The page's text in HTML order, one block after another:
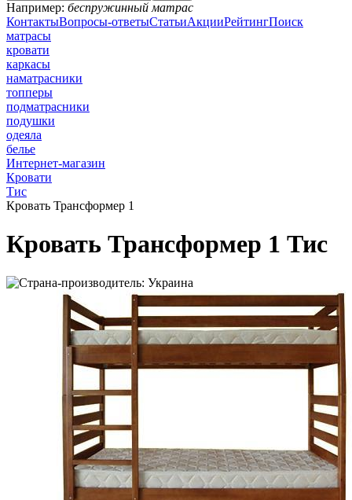
Например: беспружинный матрас
КонтактыВопросы-ответыСтатьиАкцииРейтингПоиск
матрасы
кровати
каркасы
наматрасники
топперы
подматрасники
подушки
одеяла
белье
Интернет-магазин
Кровати
Тис
Кровать Трансформер 1
Кровать Трансформер 1 Тис